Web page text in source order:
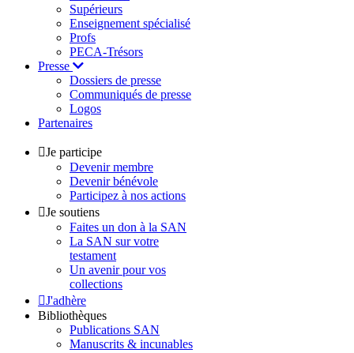
Supérieurs
Enseignement spécialisé
Profs
PECA-Trésors
Presse
Dossiers de presse
Communiqués de presse
Logos
Partenaires
Je participe
Devenir membre
Devenir bénévole
Participez à nos actions
Je soutiens
Faites un don à la SAN
La SAN sur votre
testament
Un avenir pour vos
collections
J'adhère
Bibliothèques
Publications SAN
Manuscrits & incunables